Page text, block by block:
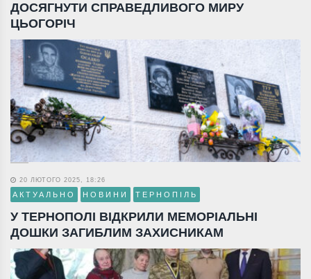
ДОСЯГНУТИ СПРАВЕДЛИВОГО МИРУ
ЦЬОГОРІЧ
20 ЛЮТОГО 2025, 18:26
АКТУАЛЬНО НОВИНИ ТЕРНОПІЛЬ
У ТЕРНОПОЛІ ВІДКРИЛИ МЕМОРІАЛЬНІ
ДОШКИ ЗАГИБЛИМ ЗАХИСНИКАМ